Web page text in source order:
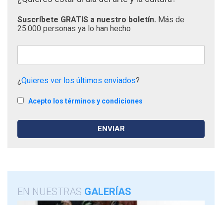
Suscríbete GRATIS a nuestro boletín. Más de
25.000 personas ya lo han hecho
¿Quieres ver los últimos enviados?
Acepto los términos y condiciones
EN NUESTRAS GALERÍAS